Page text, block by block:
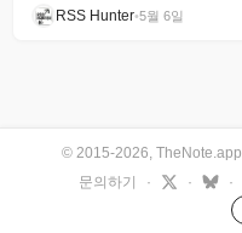
RSS Hunter•5월 6일
© 2015-2026, TheNote.app
문의하기
· · ·